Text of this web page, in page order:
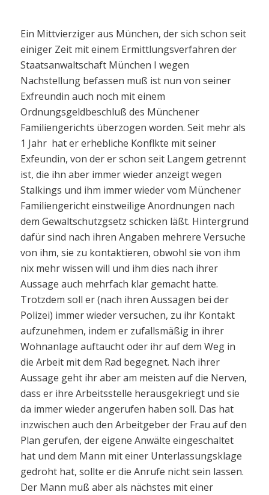
Ein Mittvierziger aus München, der sich schon seit
einiger Zeit mit einem Ermittlungsverfahren der
Staatsanwaltschaft München I wegen
Nachstellung befassen muß ist nun von seiner
Exfreundin auch noch mit einem
Ordnungsgeldbeschluß des Münchener
Familiengerichts überzogen worden. Seit mehr als
1 Jahr hat er erhebliche Konflkte mit seiner
Exfeundin, von der er schon seit Langem getrennt
ist, die ihn aber immer wieder anzeigt wegen
Stalkings und ihm immer wieder vom Münchener
Familiengericht einstweilige Anordnungen nach
dem Gewaltschutzgsetz schicken läßt. Hintergrund
dafür sind nach ihren Angaben mehrere Versuche
von ihm, sie zu kontaktieren, obwohl sie von ihm
nix mehr wissen will und ihm dies nach ihrer
Aussage auch mehrfach klar gemacht hatte.
Trotzdem soll er (nach ihren Aussagen bei der
Polizei) immer wieder versuchen, zu ihr Kontakt
aufzunehmen, indem er zufallsmäßig in ihrer
Wohnanlage auftaucht oder ihr auf dem Weg in
die Arbeit mit dem Rad begegnet. Nach ihrer
Aussage geht ihr aber am meisten auf die Nerven,
dass er ihre Arbeitsstelle herausgekriegt und sie
da immer wieder angerufen haben soll. Das hat
inzwischen auch den Arbeitgeber der Frau auf den
Plan gerufen, der eigene Anwälte eingeschaltet
hat und dem Mann mit einer Unterlassungsklage
gedroht hat, sollte er die Anrufe nicht sein lassen.
Der Mann muß aber als nächstes mit einer